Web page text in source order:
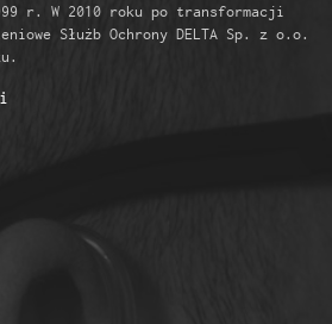
r. W 2010 roku po transformacji
Służb Ochrony DELTA Sp. z o.o.